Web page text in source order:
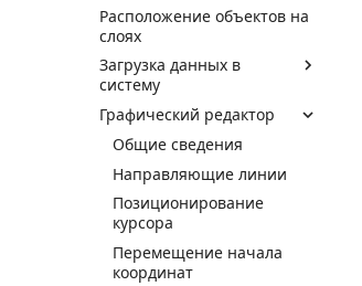
Расположение объектов на
слоях
Загрузка данных в
систему
Графический редактор
Общие сведения
Направляющие линии
Позиционирование
курсора
Перемещение начала
координат